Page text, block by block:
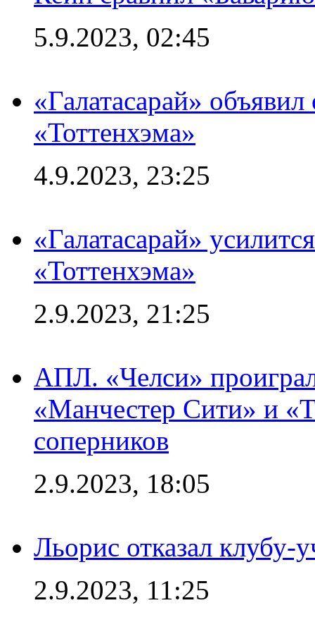
5.9.2023, 02:45
«Галатасарай»
«Тоттенхэма»
4.9.2023, 23:25
«Галатасарай»
«Тоттенхэма»
2.9.2023, 21:25
АПЛ. «Челси»
«Манчестер Сити» и
соперников
2.9.2023, 18:05
Льорис отказал клубу-
2.9.2023, 11:25